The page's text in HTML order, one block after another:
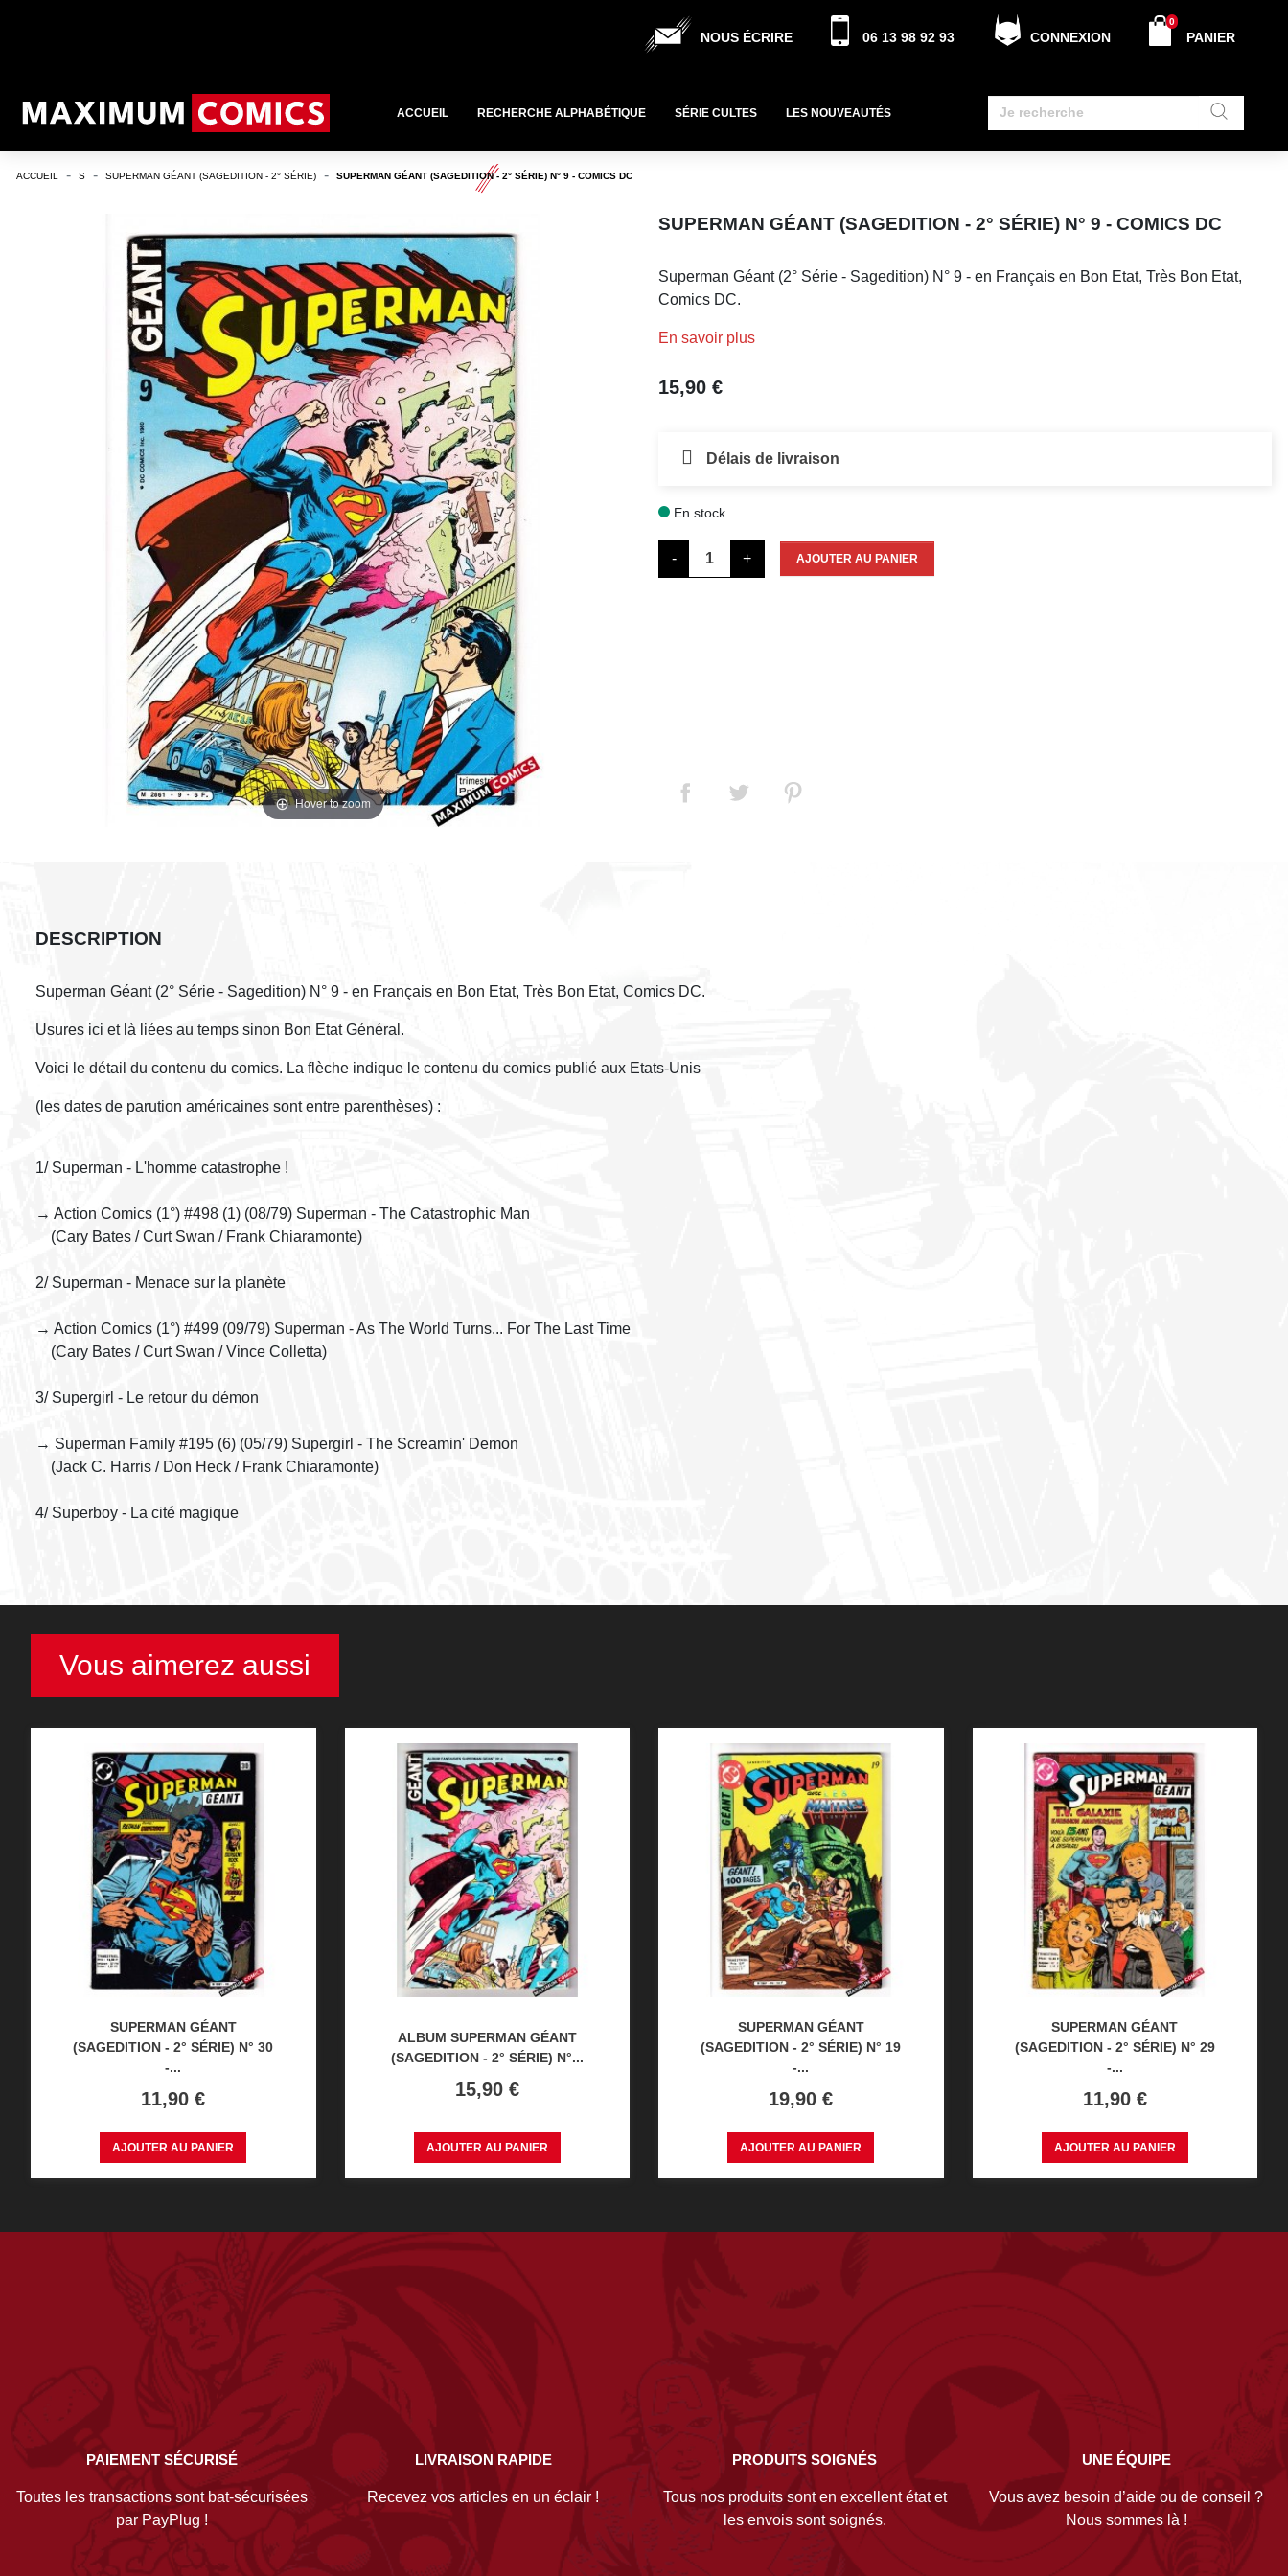
NOUS ÉCRIRE 06 13 98 92 93 CONNEXION PANIER
0
ACCUEIL RECHERCHE ALPHABÉTIQUE SÉRIE CULTES LES NOUVEAUTÉS
ACCUEIL S SUPERMAN GÉANT (SAGEDITION - 2° SÉRIE) SUPERMAN GÉANT (SAGEDITION - 2° SÉRIE) N° 9 - COMICS DC
Hover to zoom
SUPERMAN GÉANT (SAGEDITION - 2° SÉRIE) N° 9 - COMICS DC
Superman Géant (2° Série - Sagedition) N° 9 - en Français en Bon Etat, Très Bon Etat,
Comics DC.
En savoir plus
15,90 €
Délais de livraison
En stock
- + AJOUTER AU PANIER
DESCRIPTION
Superman Géant (2° Série - Sagedition) N° 9 - en Français en Bon Etat, Très Bon Etat, Comics DC.
Usures ici et là liées au temps sinon Bon Etat Général.
Voici le détail du contenu du comics. La flèche indique le contenu du comics publié aux Etats-Unis
(les dates de parution américaines sont entre parenthèses) :
1/ Superman - L'homme catastrophe !
→ Action Comics (1°) #498 (1) (08/79) Superman - The Catastrophic Man
(Cary Bates / Curt Swan / Frank Chiaramonte)
2/ Superman - Menace sur la planète
→ Action Comics (1°) #499 (09/79) Superman - As The World Turns... For The Last Time
(Cary Bates / Curt Swan / Vince Colletta)
3/ Supergirl - Le retour du démon
→ Superman Family #195 (6) (05/79) Supergirl - The Screamin' Demon
(Jack C. Harris / Don Heck / Frank Chiaramonte)
4/ Superboy - La cité magique
Vous aimerez aussi
SUPERMAN GÉANT
(SAGEDITION - 2° SÉRIE) N° 30
-...
Prix
11,90 €
AJOUTER AU PANIER
ALBUM SUPERMAN GÉANT
(SAGEDITION - 2° SÉRIE) N°...
Prix
15,90 €
AJOUTER AU PANIER
SUPERMAN GÉANT
(SAGEDITION - 2° SÉRIE) N° 19
-...
Prix
19,90 €
AJOUTER AU PANIER
SUPERMAN GÉANT
(SAGEDITION - 2° SÉRIE) N° 29
-...
Prix
11,90 €
AJOUTER AU PANIER
PAIEMENT SÉCURISÉ
Toutes les transactions sont bat-sécurisées
par PayPlug !
LIVRAISON RAPIDE
Recevez vos articles en un éclair !
PRODUITS SOIGNÉS
Tous nos produits sont en excellent état et
les envois sont soignés.
UNE ÉQUIPE
Vous avez besoin d’aide ou de conseil ?
Nous sommes là !